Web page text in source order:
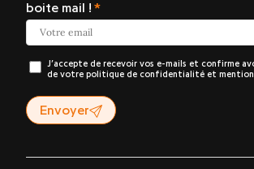
boite mail !
J’accepte de recevoir vos e-mails et confirme
de votre politique de confidentialité et
Envoyer